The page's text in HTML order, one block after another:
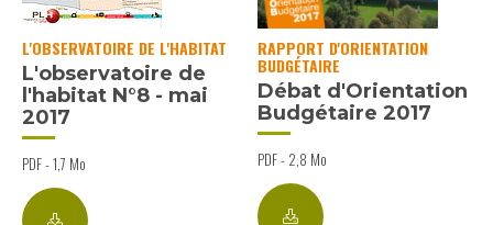
L'OBSERVATOIRE DE L'HABITAT
L'observatoire de
l'habitat N°8 - mai
2017
PDF - 1,7 Mo
RAPPORT D'ORIENTATION
BUDGÉTAIRE
Débat d'Orientation
Budgétaire 2017
PDF - 2,8 Mo